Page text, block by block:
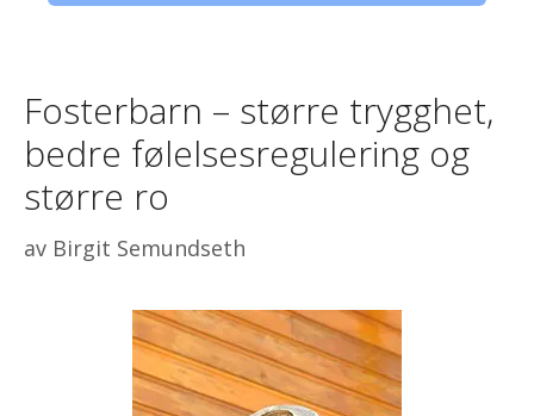
Fosterbarn – større trygghet,
bedre følelsesregulering og
større ro
av Birgit Semundseth